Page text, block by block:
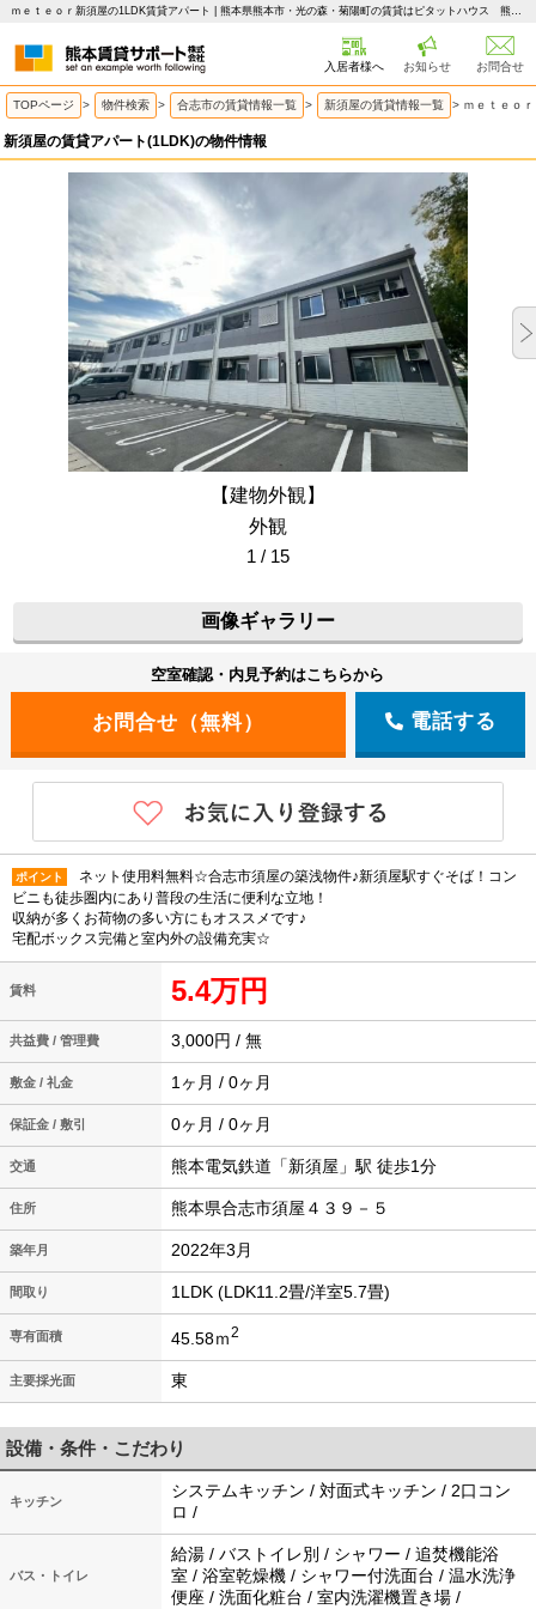
ｍｅｔｅｏｒ新須屋の1LDK賃貸アパート | 熊本県熊本市・光の森・菊陽町の賃貸はピタットハウス 熊本賃貸サポート
入居者様へ お知らせ お問合せ
TOPページ > 物件検索 > 合志市の賃貸情報一覧 > 新須屋の賃貸情報一覧 > ｍｅｔｅｏ
新須屋の賃貸アパート(1LDK)の物件情報
【建物外観】
外観
1 / 15
画像ギャラリー
空室確認・内見予約はこちらから
電話する
ポイント
ネット使用料無料☆合志市須屋の築浅物件♪新須屋駅すぐそば！コン
ビニも徒歩圏内にあり普段の生活に便利な立地！
収納が多くお荷物の多い方にもオススメです♪
宅配ボックス完備と室内外の設備充実☆
賃料 5.4万円
共益費 / 管理費 3,000円 / 無
敷金 / 礼金 1ヶ月 / 0ヶ月
保証金 / 敷引 0ヶ月 / 0ヶ月
交通 熊本電気鉄道「新須屋」駅 徒歩1分
住所 熊本県合志市須屋４３９－５
築年月 2022年3月
間取り 1LDK (LDK11.2畳/洋室5.7畳)
専有面積 45.58ｍ2
主要採光面 東
設備・条件・こだわり
キッチン
システムキッチン / 対面式キッチン / 2口コン
ロ /
バス・トイレ
給湯 / バストイレ別 / シャワー / 追焚機能浴
室 / 浴室乾燥機 / シャワー付洗面台 / 温水洗浄
便座 / 洗面化粧台 / 室内洗濯機置き場 /